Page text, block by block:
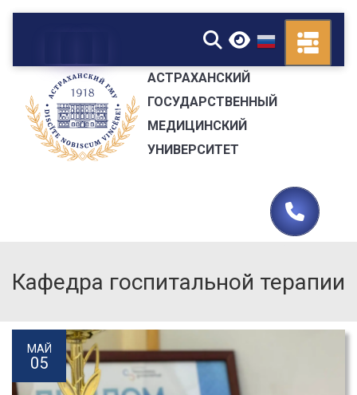
▼
АСТРАХАНСКИЙ
ГОСУДАРСТВЕННЫЙ
МЕДИЦИНСКИЙ
УНИВЕРСИТЕТ
Кафедра госпитальной терапии
МАЙ
05